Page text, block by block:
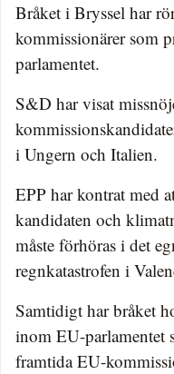
Bråket i Bryssel har
kommissionärer som
parlamentet.
S&D har visat
i Ungern och Italien.
EPP har kontrat med
kandidaten och
måste förhöras i det
regnkatastrofen i
Samtidigt har bråket
inom EU-parlamentet
framtida EU-